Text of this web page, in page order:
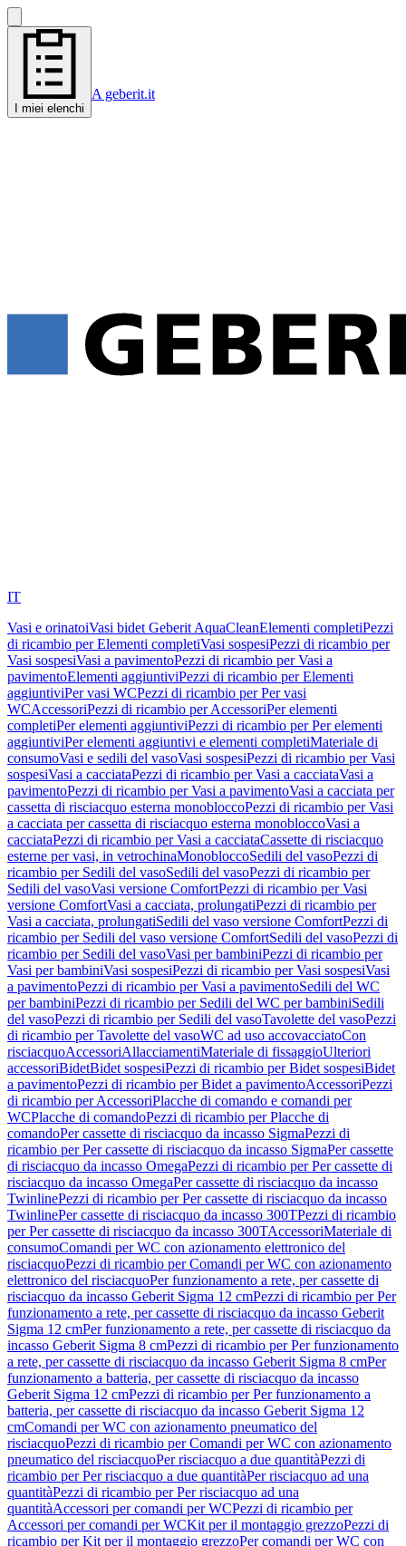
I miei elenchi
A geberit.it
IT
Vasi e orinatoiVasi bidet Geberit AquaCleanElementi completiPezzi
di ricambio per Elementi completiVasi sospesiPezzi di ricambio per
Vasi sospesiVasi a pavimentoPezzi di ricambio per Vasi a
pavimentoElementi aggiuntiviPezzi di ricambio per Elementi
aggiuntiviPer vasi WCPezzi di ricambio per Per vasi
WCAccessoriPezzi di ricambio per AccessoriPer elementi
completiPer elementi aggiuntiviPezzi di ricambio per Per elementi
aggiuntiviPer elementi aggiuntivi e elementi completiMateriale di
consumoVasi e sedili del vasoVasi sospesiPezzi di ricambio per Vasi
sospesiVasi a cacciataPezzi di ricambio per Vasi a cacciataVasi a
pavimentoPezzi di ricambio per Vasi a pavimentoVasi a cacciata per
cassetta di risciacquo esterna monobloccoPezzi di ricambio per Vasi
a cacciata per cassetta di risciacquo esterna monobloccoVasi a
cacciataPezzi di ricambio per Vasi a cacciataCassette di risciacquo
esterne per vasi, in vetrochinaMonobloccoSedili del vasoPezzi di
ricambio per Sedili del vasoSedili del vasoPezzi di ricambio per
Sedili del vasoVasi versione ComfortPezzi di ricambio per Vasi
versione ComfortVasi a cacciata, prolungatiPezzi di ricambio per
Vasi a cacciata, prolungatiSedili del vaso versione ComfortPezzi di
ricambio per Sedili del vaso versione ComfortSedili del vasoPezzi di
ricambio per Sedili del vasoVasi per bambiniPezzi di ricambio per
Vasi per bambiniVasi sospesiPezzi di ricambio per Vasi sospesiVasi
a pavimentoPezzi di ricambio per Vasi a pavimentoSedili del WC
per bambiniPezzi di ricambio per Sedili del WC per bambiniSedili
del vasoPezzi di ricambio per Sedili del vasoTavolette del vasoPezzi
di ricambio per Tavolette del vasoWC ad uso accovacciatoCon
risciacquoAccessoriAllacciamentiMateriale di fissaggioUlteriori
accessoriBidetBidet sospesiPezzi di ricambio per Bidet sospesiBidet
a pavimentoPezzi di ricambio per Bidet a pavimentoAccessoriPezzi
di ricambio per AccessoriPlacche di comando e comandi per
WCPlacche di comandoPezzi di ricambio per Placche di
comandoPer cassette di risciacquo da incasso SigmaPezzi di
ricambio per Per cassette di risciacquo da incasso SigmaPer cassette
di risciacquo da incasso OmegaPezzi di ricambio per Per cassette di
risciacquo da incasso OmegaPer cassette di risciacquo da incasso
TwinlinePezzi di ricambio per Per cassette di risciacquo da incasso
TwinlinePer cassette di risciacquo da incasso 300TPezzi di ricambio
per Per cassette di risciacquo da incasso 300TAccessoriMateriale di
consumoComandi per WC con azionamento elettronico del
risciacquoPezzi di ricambio per Comandi per WC con azionamento
elettronico del risciacquoPer funzionamento a rete, per cassette di
risciacquo da incasso Geberit Sigma 12 cmPezzi di ricambio per Per
funzionamento a rete, per cassette di risciacquo da incasso Geberit
Sigma 12 cmPer funzionamento a rete, per cassette di risciacquo da
incasso Geberit Sigma 8 cmPezzi di ricambio per Per funzionamento
a rete, per cassette di risciacquo da incasso Geberit Sigma 8 cmPer
funzionamento a batteria, per cassette di risciacquo da incasso
Geberit Sigma 12 cmPezzi di ricambio per Per funzionamento a
batteria, per cassette di risciacquo da incasso Geberit Sigma 12
cmComandi per WC con azionamento pneumatico del
risciacquoPezzi di ricambio per Comandi per WC con azionamento
pneumatico del risciacquoPer risciacquo a due quantitàPezzi di
ricambio per Per risciacquo a due quantitàPer risciacquo ad una
quantitàPezzi di ricambio per Per risciacquo ad una
quantitàAccessori per comandi per WCPezzi di ricambio per
Accessori per comandi per WCKit per il montaggio grezzoPezzi di
ricambio per Kit per il montaggio grezzoPer comandi per WC con